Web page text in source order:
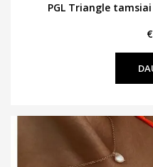
PGL Triangle